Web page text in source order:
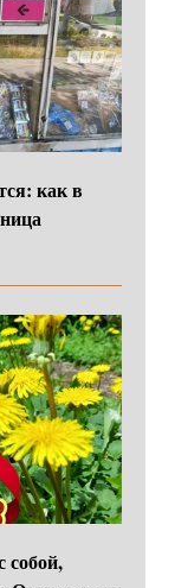
как в
собой,